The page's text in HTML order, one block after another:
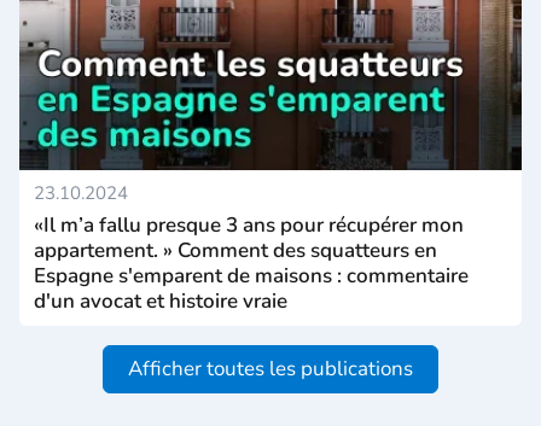
23.10.2024
«Il m’a fallu presque 3 ans pour récupérer mon
appartement. » Comment des squatteurs en
Espagne s'emparent de maisons : commentaire
d'un avocat et histoire vraie
Afficher toutes les publications